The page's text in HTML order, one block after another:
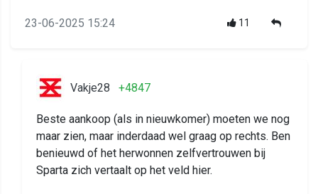
23-06-2025 15:24 11
Vakje28 +4847
Beste aankoop (als in nieuwkomer) moeten we nog
maar zien, maar inderdaad wel graag op rechts. Ben
benieuwd of het herwonnen zelfvertrouwen bij
Sparta zich vertaalt op het veld hier.